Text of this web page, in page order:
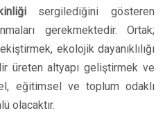
sergilediğini gösteren
gerekmektedir. Ortak;
ekolojik dayanıklılığı
üreten altyapı geliştirmek ve
eğitimsel ve toplum odaklı
olacaktır.